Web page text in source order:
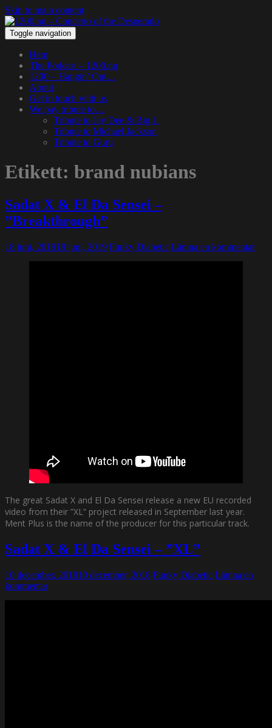
Skip to main content
Toggle navigation
Hem
The Podcast – 1200.nu
1200 – Hangin’ Out…
About
Get in touch with us
We pay tribute to…
Tribute to Jay Dee & Big L
Tribute to Michael Jackson
Tribute to Guru
Etikett: brand nubians
Sadat X & El Da Sensei –
”Breakthrough”
18 juni, 201918 juni, 2019 Funky Diabetic Lämna en kommentar
The great Sadat X and El Da Sensei release a new EU recorded
video from their ”XL” project released in September last year.
Ment Plus is the name of the producer for this particular track.
Sadat X & El Da Sensei – ”XL”
10 december, 201810 december, 2018 Funky Diabetic Lämna en
kommentar